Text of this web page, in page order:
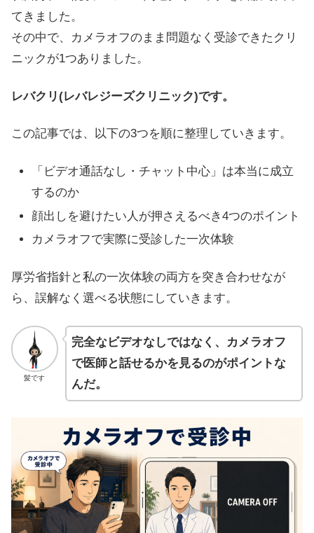
てきました。
その中で、カメラオフのまま問題なく受診できたクリ
ニックが1つありました。
レバクリ(レバレジーズクリニック)です。
この記事では、以下の3つを順に整理していきます。
「ビデオ通話なし・チャット中心」は本当に成立
するのか
顔出しを避けたい人が押さえるべき4つのポイント
カメラオフで実際に受診した一次体験
厚労省指針と私の一次体験の両方を突き合わせなが
ら、誤解なく選べる状態にしていきます。
髪です
完全なビデオなしではなく、カメラオフ
で医師と話せるかを見るのがポイントな
んだ。